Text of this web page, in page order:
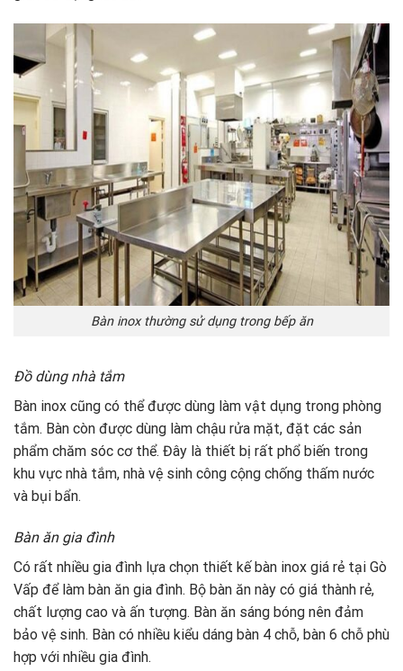
Bàn inox thường sử dụng trong bếp ăn
Đồ dùng nhà tắm
Bàn inox cũng có thể được dùng làm vật dụng trong phòng
tắm. Bàn còn được dùng làm chậu rửa mặt, đặt các sản
phẩm chăm sóc cơ thể. Đây là thiết bị rất phổ biến trong
khu vực nhà tắm, nhà vệ sinh công cộng chống thấm nước
và bụi bẩn.
Bàn ăn gia đình
Có rất nhiều gia đình lựa chọn thiết kế bàn inox giá rẻ tại Gò
Vấp để làm bàn ăn gia đình. Bộ bàn ăn này có giá thành rẻ,
chất lượng cao và ấn tượng. Bàn ăn sáng bóng nên đảm
bảo vệ sinh. Bàn có nhiều kiểu dáng bàn 4 chỗ, bàn 6 chỗ phù
hợp với nhiều gia đình.